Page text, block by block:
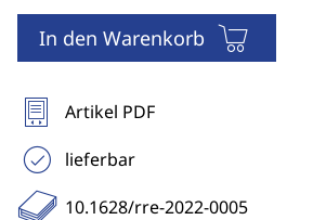
In den Warenkorb
Artikel PDF
lieferbar
10.1628/rre-2022-0005